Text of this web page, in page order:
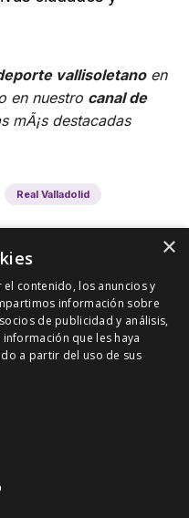
vallisoletanoen
en nuestro canal de
mÃ¡s destacadas
Real Valladolid
×
contenido, los anuncios y
información sobre
de publicidad y análisis,
que les haya
a partir del uso de sus